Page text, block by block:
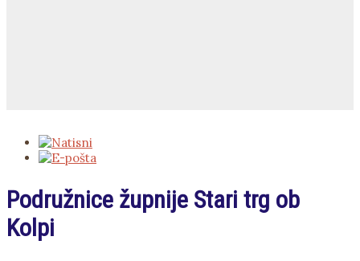
Podružnice župnije Stari trg ob
Kolpi